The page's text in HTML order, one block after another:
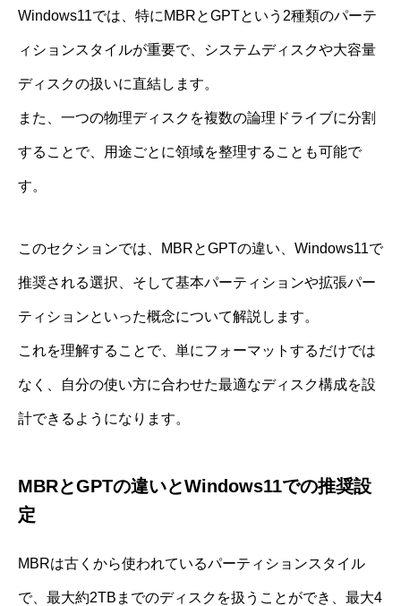
Windows11では、特にMBRとGPTという2種類のパーテ
ィションスタイルが重要で、システムディスクや大容量
ディスクの扱いに直結します。
また、一つの物理ディスクを複数の論理ドライブに分割
することで、用途ごとに領域を整理することも可能で
す。
このセクションでは、MBRとGPTの違い、Windows11で
推奨される選択、そして基本パーティションや拡張パー
ティションといった概念について解説します。
これを理解することで、単にフォーマットするだけでは
なく、自分の使い方に合わせた最適なディスク構成を設
計できるようになります。
MBRとGPTの違いとWindows11での推奨設
定
MBRは古くから使われているパーティションスタイル
で、最大約2TBまでのディスクを扱うことができ、最大4